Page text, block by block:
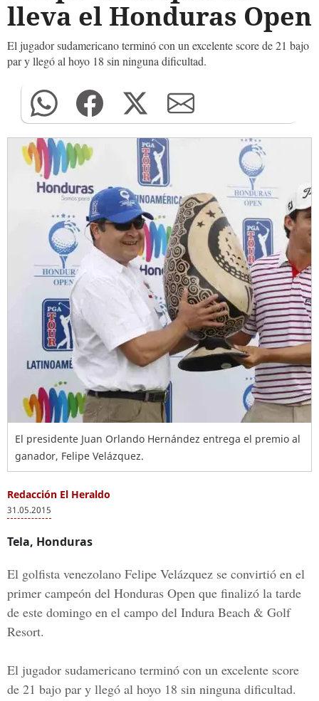
lleva el Honduras Open
El jugador sudamericano terminó con un excelente score de 21 bajo
par y llegó al hoyo 18 sin ninguna dificultad.
El presidente Juan Orlando Hernández entrega el premio al
ganador, Felipe Velázquez.
Redacción El Heraldo
31.05.2015
Tela, Honduras
El golfista venezolano Felipe Velázquez se convirtió en el
primer campeón del Honduras Open que finalizó la tarde
de este domingo en el campo del Indura Beach & Golf
Resort.
El jugador sudamericano terminó con un excelente score
de 21 bajo par y llegó al hoyo 18 sin ninguna dificultad.